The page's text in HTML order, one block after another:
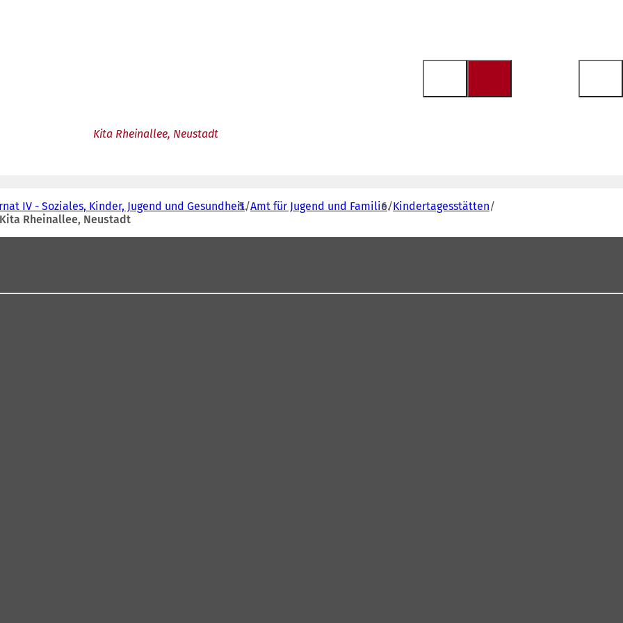
Kita Rheinallee, Neustadt
IV - Soziales, Kinder, Jugend und Gesundheit Amt für Jugend und Familie Kindertagesstätten
Kita Rheinallee, Neustadt